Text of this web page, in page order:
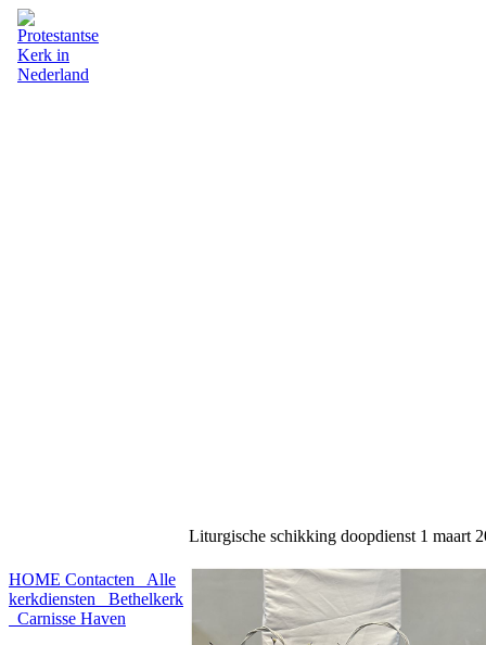
HOME Contacten
Alle
kerkdiensten
Bethelkerk
Carnisse Haven
Liturgische schikking doopdienst 1 maart